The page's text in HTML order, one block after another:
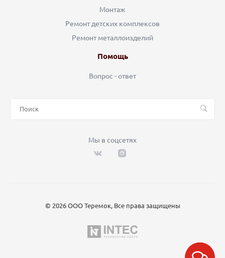
Монтаж
Ремонт детских комплексов
Ремонт металлоизделий
Помощь
Вопрос - ответ
Мы в соцсетях
© 2026 ООО Теремок, Все права защищены